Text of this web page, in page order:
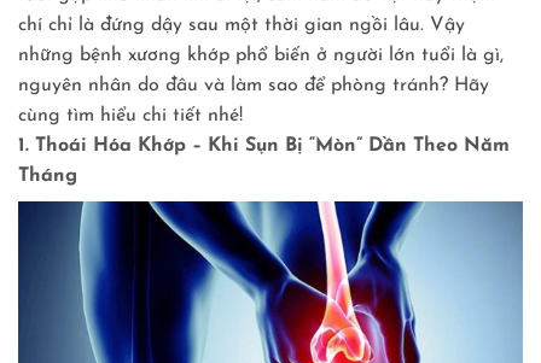
chí chỉ là đứng dậy sau một thời gian ngồi lâu. Vậy
những bệnh xương khớp phổ biến ở người lớn tuổi là gì,
nguyên nhân do đâu và làm sao để phòng tránh? Hãy
cùng tìm hiểu chi tiết nhé!
1. Thoái Hóa Khớp – Khi Sụn Bị “Mòn” Dần Theo Năm
Tháng